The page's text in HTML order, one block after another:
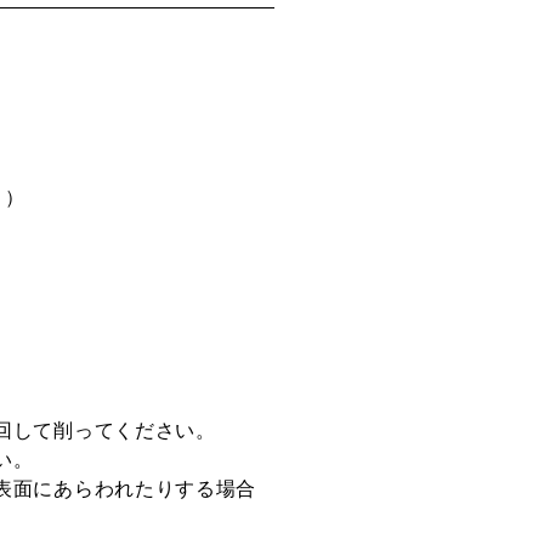
）
て削ってください。
面にあらわれたりする場合